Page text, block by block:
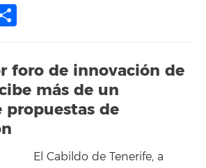
foro de innovación de
más de un
propuestas de
El Cabildo de Tenerife, a